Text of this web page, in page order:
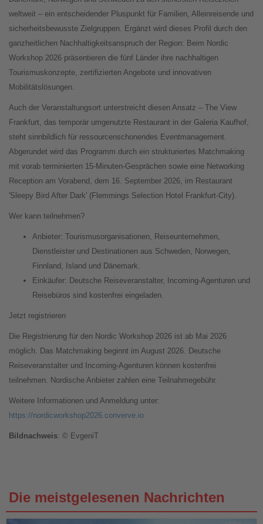
weltweit – ein entscheidender Pluspunkt für Familien, Alleinreisende und
sicherheitsbewusste Zielgruppen. Ergänzt wird dieses Profil durch den
ganzheitlichen Nachhaltigkeitsanspruch der Region: Beim Nordic
Workshop 2026 präsentieren die fünf Länder ihre nachhaltigen
Tourismuskonzepte, zertifizierten Angebote und innovativen
Mobilitätslösungen.
Auch der Veranstaltungsort unterstreicht diesen Ansatz – The View
Frankfurt, das temporär umgenutzte Restaurant in der Galeria Kaufhof,
steht sinnbildlich für ressourcenschonendes Eventmanagement.
Abgerundet wird das Programm durch ein strukturiertes Matchmaking
mit vorab terminierten 15-Minuten-Gesprächen sowie eine Networking
Reception am Vorabend, dem 16. September 2026, im Restaurant
'Sleepy Bird After Dark' (Flemmings Selection Hotel Frankfurt-City).
Wer kann teilnehmen?
Anbieter: Tourismusorganisationen, Reiseunternehmen,
Dienstleister und Destinationen aus Schweden, Norwegen,
Finnland, Island und Dänemark.
Einkäufer: Deutsche Reiseveranstalter, Incoming-Agenturen und
Reisebüros sind kostenfrei eingeladen.
Jetzt registrieren
Die Registrierung für den Nordic Workshop 2026 ist ab Mai 2026
möglich. Das Matchmaking beginnt im August 2026. Deutsche
Reiseveranstalter und Incoming-Agenturen können kostenfrei
teilnehmen. Nordische Anbieter zahlen eine Teilnahmegebühr.
Weitere Informationen und Anmeldung unter:
https://nordicworkshop2026.converve.io
Bildnachweis: © EvgeniT
Die meistgelesenen Nachrichten